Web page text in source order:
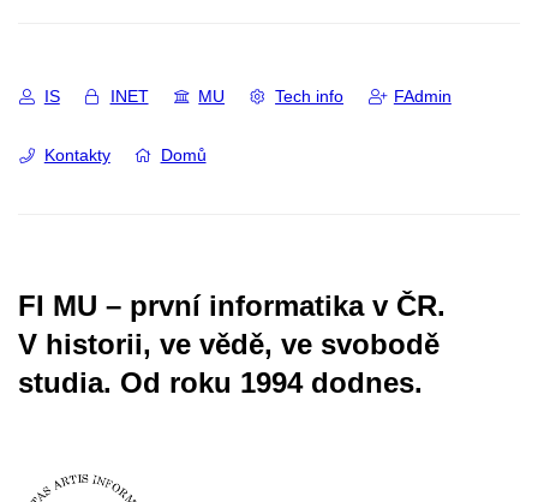
IS INET MU Tech info FAdmin
Kontakty Domů
FI MU – první informatika v ČR.
V historii, ve vědě, ve svobodě
studia. Od roku 1994 dodnes.